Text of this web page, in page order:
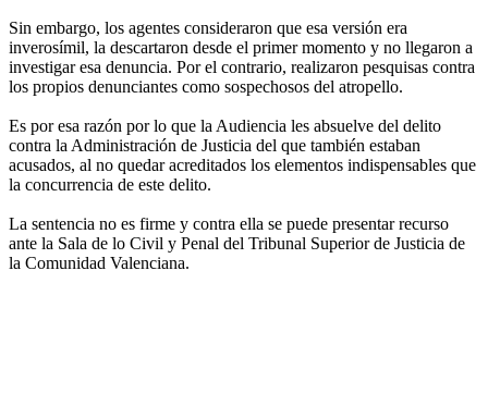
Sin embargo, los agentes consideraron que esa versión era
inverosímil, la descartaron desde el primer momento y no llegaron a
investigar esa denuncia. Por el contrario, realizaron pesquisas contra
los propios denunciantes como sospechosos del atropello.
Es por esa razón por lo que la Audiencia les absuelve del delito
contra la Administración de Justicia del que también estaban
acusados, al no quedar acreditados los elementos indispensables que
la concurrencia de este delito.
La sentencia no es firme y contra ella se puede presentar recurso
ante la Sala de lo Civil y Penal del Tribunal Superior de Justicia de
la Comunidad Valenciana.